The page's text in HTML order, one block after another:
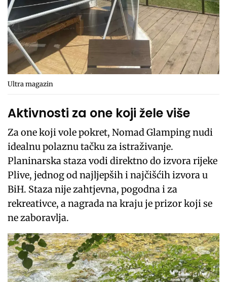
Ultra magazin
Aktivnosti za one koji žele više
Za one koji vole pokret, Nomad Glamping nudi
idealnu polaznu tačku za istraživanje.
Planinarska staza vodi direktno do izvora rijeke
Plive, jednog od najljepših i najčišćih izvora u
BiH. Staza nije zahtjevna, pogodna i za
rekreativce, a nagrada na kraju je prizor koji se
ne zaboravlja.